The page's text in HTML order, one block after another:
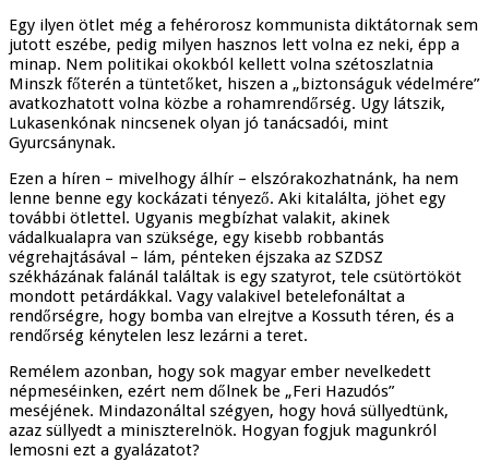
Egy ilyen ötlet még a fehérorosz kommunista diktátornak sem
jutott eszébe, pedig milyen hasznos lett volna ez neki, épp a
minap. Nem politikai okokból kellett volna szétoszlatnia
Minszk főterén a tüntetőket, hiszen a „biztonságuk védelmére”
avatkozhatott volna közbe a rohamrendőrség. Ugy látszik,
Lukasenkónak nincsenek olyan jó tanácsadói, mint
Gyurcsánynak.
Ezen a híren – mivelhogy álhír – elszórakozhatnánk, ha nem
lenne benne egy kockázati tényező. Aki kitalálta, jöhet egy
további ötlettel. Ugyanis megbízhat valakit, akinek
vádalkualapra van szüksége, egy kisebb robbantás
végrehajtásával – lám, pénteken éjszaka az SZDSZ
székházának falánál találtak is egy szatyrot, tele csütörtököt
mondott petárdákkal. Vagy valakivel betelefonáltat a
rendőrségre, hogy bomba van elrejtve a Kossuth téren, és a
rendőrség kénytelen lesz lezárni a teret.
Remélem azonban, hogy sok magyar ember nevelkedett
népmeséinken, ezért nem dőlnek be „Feri Hazudós”
meséjének. Mindazonáltal szégyen, hogy hová süllyedtünk,
azaz süllyedt a miniszterelnök. Hogyan fogjuk magunkról
lemosni ezt a gyalázatot?